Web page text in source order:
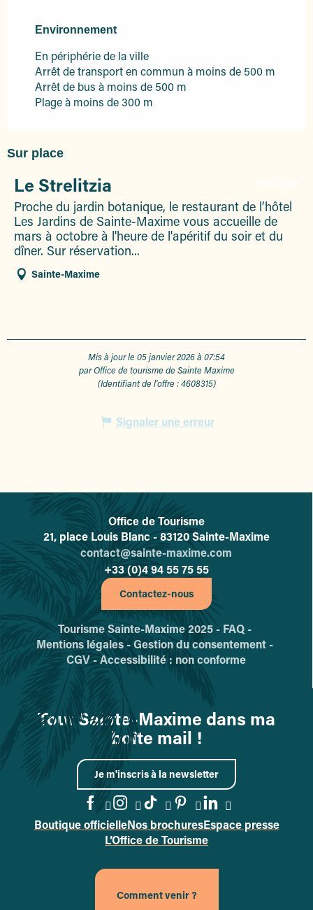
Environnement
Environnement
En périphérie de la ville
Arrêt de transport en commun à moins de 500 m
Arrêt de bus à moins de 500 m
Plage à moins de 300 m
Sur place
Le Strelitzia
Proche du jardin botanique, le restaurant de l’hôtel
Les Jardins de Sainte-Maxime vous accueille de
mars à octobre à l'heure de l'apéritif du soir et du
dîner. Sur réservation...
Sainte-Maxime
Mis à jour le 05 janvier 2026 à 07:54
par Office de tourisme de Sainte Maxime
(Identifiant de l'offre :4608315)
Signaler une erreur
L'office de tourisme de Sainte-
Office de Tourisme
21, place Louis Blanc - 83120 Sainte-Maxime
contact@sainte-maxime.com
+33 (0)4 94 55 75 55
Contactez-nous
Tourisme Sainte-Maxime 2025 - FAQ -
Mentions légales -Gestion du consentement -
CGV -Accessibilité : non conforme
Tout Sainte-Maxime dans ma
boîte mail !
Je m'inscris à la newsletter
Accéder à la page Facebook
Accéder à la page
Accéder à la page
Accéder à la
Accéder à la
Boutique officielleNos brochuresEspace presse
L’Office de Tourisme
Comment venir ?